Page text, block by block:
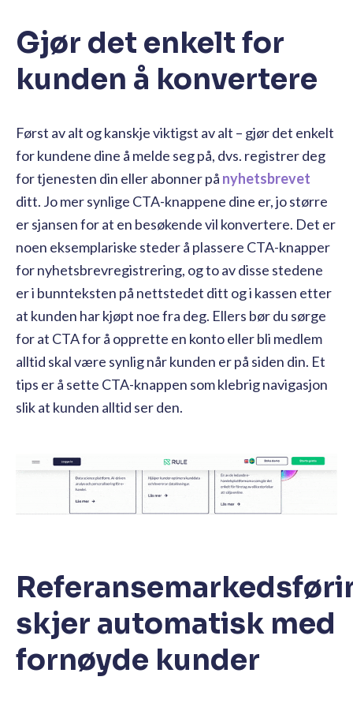
Gjør det enkelt for
kunden å konvertere
Først av alt og kanskje viktigst av alt – gjør det enkelt
for kundene dine å melde seg på, dvs. registrer deg
for tjenesten din eller abonner på nyhetsbrevet
ditt. Jo mer synlige CTA-knappene dine er, jo større
er sjansen for at en besøkende vil konvertere. Det er
noen eksemplariske steder å plassere CTA-knapper
for nyhetsbrevregistrering, og to av disse stedene
er i bunnteksten på nettstedet ditt og i kassen etter
at kunden har kjøpt noe fra deg. Ellers bør du sørge
for at CTA for å opprette en konto eller bli medlem
alltid skal være synlig når kunden er på siden din. Et
tips er å sette CTA-knappen som klebrig navigasjon
slik at kunden alltid ser den.
skjer automatisk med
fornøyde kunder